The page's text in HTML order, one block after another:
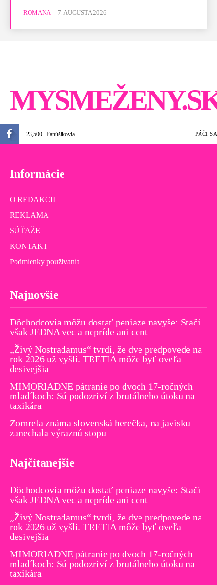
ROMANA - 7. AUGUSTA 2026
23,500 Fanúšikovia PÁČI SA
Informácie
O REDAKCII
REKLAMA
SÚŤAŽE
KONTAKT
Podmienky používania
Najnovšie
Dôchodcovia môžu dostať peniaze navyše: Stačí
však JEDNA vec a nepríde ani cent
„Živý Nostradamus“ tvrdí, že dve predpovede na
rok 2026 už vyšli. TRETIA môže byť oveľa
desivejšia
MIMORIADNE pátranie po dvoch 17-ročných
mladíkoch: Sú podozriví z brutálneho útoku na
taxikára
Zomrela známa slovenská herečka, na javisku
zanechala výraznú stopu
Najčítanejšie
Dôchodcovia môžu dostať peniaze navyše: Stačí
však JEDNA vec a nepríde ani cent
„Živý Nostradamus“ tvrdí, že dve predpovede na
rok 2026 už vyšli. TRETIA môže byť oveľa
desivejšia
MIMORIADNE pátranie po dvoch 17-ročných
mladíkoch: Sú podozriví z brutálneho útoku na
taxikára